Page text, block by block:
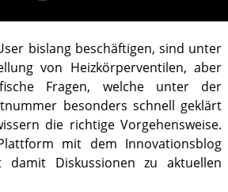
bislang beschäftigen, sind unter
von Heizkörperventilen, aber
Fragen, welche unter der
besonders schnell geklärt
die richtige Vorgehensweise.
mit dem Innovationsblog
Diskussionen zu aktuellen